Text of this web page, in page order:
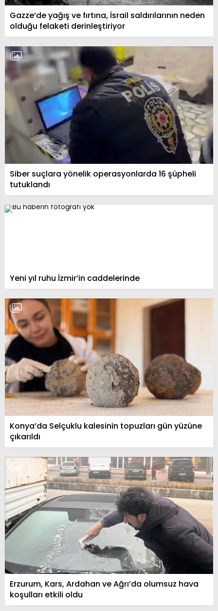
Gazze’de yağış ve fırtına, İsrail saldırılarının neden
olduğu felaketi derinleştiriyor
Siber suçlara yönelik operasyonlarda 16 şüpheli
tutuklandı
Yeni yıl ruhu İzmir’in caddelerinde
Konya’da Selçuklu kalesinin topuzları gün yüzüne
çıkarıldı
Erzurum, Kars, Ardahan ve Ağrı’da olumsuz hava
koşulları etkili oldu